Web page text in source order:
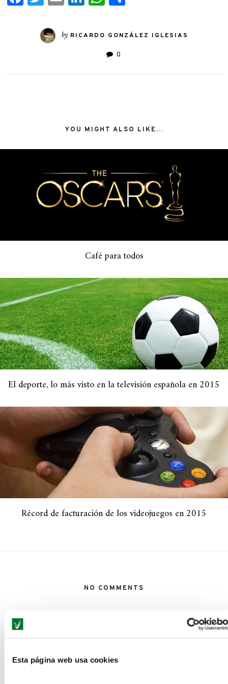
Esta página web usa cookies
by RICARDO GONZÁLEZ IGLESIAS
0
YOU MIGHT ALSO LIKE...
Café para todos
El deporte, lo más visto en la televisión española en 2015
Récord de facturación de los videojuegos en 2015
NO COMMENTS